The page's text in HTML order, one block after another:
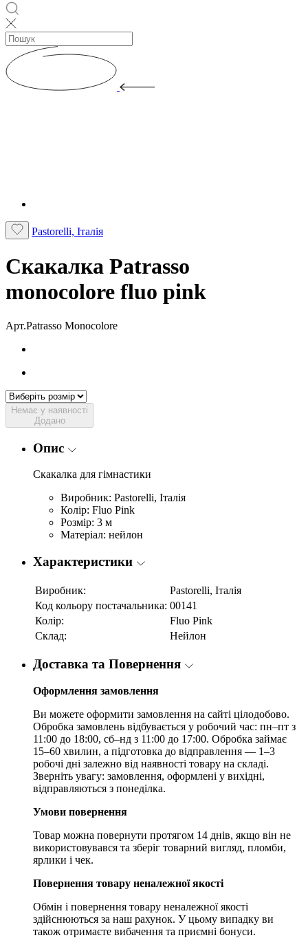
Pastorelli, Італія
Скакалка Patrasso
monocolore fluo pink
Арт.Patrasso Monocolore
Немає у наявності
Додано
Опис
Скакалка для гімнастики
Виробник: Pastorelli, Італія
Колір: Fluo Pink
Розмір: 3 м
Матеріал: нейлон
Характеристики
Виробник:
Pastorelli, Італія
Код кольору постачальника: 00141
Колір:
Fluo Pink
Склад:
Нейлон
Доставка та Повернення
Оформлення замовлення
Ви можете оформити замовлення на сайті цілодобово.
Обробка замовлень відбувається у робочий час: пн–пт з
11:00 до 18:00, сб–нд з 11:00 до 17:00. Обробка займає
15–60 хвилин, а підготовка до відправлення — 1–3
робочі дні залежно від наявності товару на складі.
Зверніть увагу: замовлення, оформлені у вихідні,
відправляються з понеділка.
Умови повернення
Товар можна повернути протягом 14 днів, якщо він не
використовувався та зберіг товарний вигляд, пломби,
ярлики і чек.
Повернення товару неналежної якості
Обмін і повернення товару неналежної якості
здійснюються за наш рахунок. У цьому випадку ви
також отримаєте вибачення та приємні бонуси.